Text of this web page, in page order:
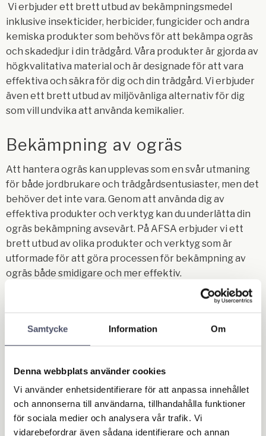
Samtycke Information Om
Denna webbplats använder cookies
Vi använder enhetsidentifierare för att anpassa innehållet
och annonserna till användarna, tillhandahålla funktioner
för sociala medier och analysera vår trafik. Vi
vidarebefordrar även sådana identifierare och annan
Vi erbjuder ett brett utbud av bekämpningsmedel
inklusive insekticider, herbicider, fungicider och andra
kemiska produkter som behövs för att bekämpa ogräs
och skadedjur i din trädgård. Våra produkter är gjorda av
högkvalitativa material och är designade för att vara
effektiva och säkra för dig och din trädgård. Vi erbjuder
även ett brett utbud av miljövänliga alternativ för dig
som vill undvika att använda kemikalier.
Bekämpning av ogräs
Att hantera ogräs kan upplevas som en svår utmaning
för både jordbrukare och trädgårdsentusiaster, men det
behöver det inte vara. Genom att använda dig av
effektiva produkter och verktyg kan du underlätta din
ogräs bekämpning avsevärt. På AFSA erbjuder vi ett
brett utbud av olika produkter och verktyg som är
utformade för att göra processen för bekämpning av
ogräs både smidigare och mer effektiv.
Bekämpning av ogräs i gräsma
tta
är det viktigt att ha effektiva verktyg och produkter
som underlättar ogräsbehandlingen och minskar risken
för att ogräset tar över dina grödor eller trädgård. Vårt
sortiment inkluderar olika typer av
ogräsbekämpningsmedel, utrustning och tillbehör som